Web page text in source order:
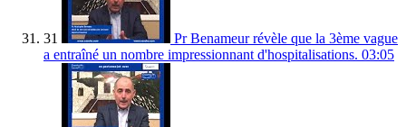
31
Pr Benameur révèle que la 3ème vague
a entraîné un nombre impressionnant d'hospitalisations. 03:05